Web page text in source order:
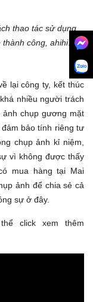
thao tác sử dụng,
thành công, ahihi…
lại công ty, kết thúc
nhiều người trách
ảnh chụp gương mặt
bảo tính riêng tư
chụp ảnh kỉ niệm,
vì không được thấy
mua hàng tại Mai
ảnh để chia sẻ cả
sự ở đây.
click xem thêm